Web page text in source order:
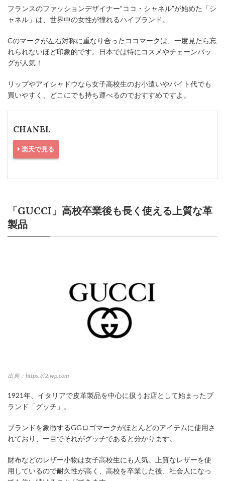
フランスのファッションデザイナー”ココ・シャネル”が始めた「シ
ャネル」は、世界中の女性が憧れるハイブランド。
Cのマークが左右対称に重なり合ったココマークは、一度見たら忘
れられないほど印象的です。日本では特にコスメやチェーンバッ
グが人気！
リップやアイシャドウなら女子高校生のお小遣いやバイト代でも
買いやすく、どこにでも持ち運べるのでおすすめですよ。
CHANEL
楽天で見る
「GUCCI」高校卒業後も長く使える上質な革
製品
出典：https://i2.wp.com
1921年、イタリアで皮革製品を中心に扱うお店として始まったブ
ランド「グッチ」。
ブランドを象徴するGGロゴマークがほとんどのアイテムに使用さ
れており、一目でそれがグッチであると分かります。
財布などのレザー小物は女子高校生にも人気。上質なレザーを使
用しているので耐久性が高く、高校を卒業した後、社会人になっ